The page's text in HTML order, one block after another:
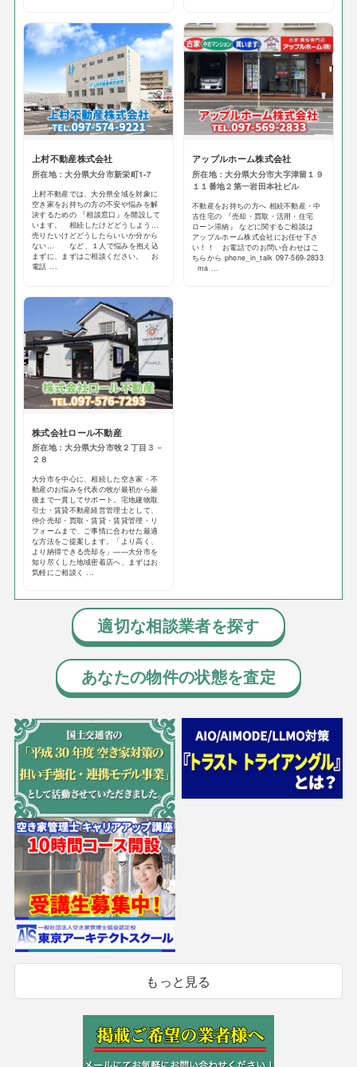
上村不動産株式会社
所在地：大分県大分市新栄町1-7
上村不動産では、大分県全域を対象に
空き家をお持ちの方の不安や悩みを解
決するための 『相談窓口』を開設して
います。 相続したけどどうしよう…
売りたいけどどうしたらいいか分から
ない… など、１人で悩みを抱え込
まずに、まずはご相談ください。 お
電話 ...
アップルホーム株式会社
所在地：大分県大分市大字津留１９
１１番地２第一岩田本社ビル
不動産をお持ちの方へ 相続不動産・中
古住宅の 『売却・買取・活用・住宅
ローン滞納』 などに関するご相談は
アップルホーム株式会社にお任せ下さ
い！！ お電話でのお問い合わせはこ
ちらから phone_in_talk 097-569-2833
ma ...
株式会社ロール不動産
所在地：大分県大分市牧２丁目３－
２８
大分市を中心に、相続した空き家・不
動産のお悩みを代表の牧が最初から最
後まで一貫してサポート。宅地建物取
引士・賃貸不動産経営管理士として、
仲介売却・買取・賃貸・賃貸管理・リ
フォームまで、ご事情に合わせた最適
な方法をご提案します。「より高く、
より納得できる売却を」——大分市を
知り尽くした地域密着店へ、まずはお
気軽にご相談く ...
適切な相談業者を探す
あなたの物件の状態を査定
もっと見る